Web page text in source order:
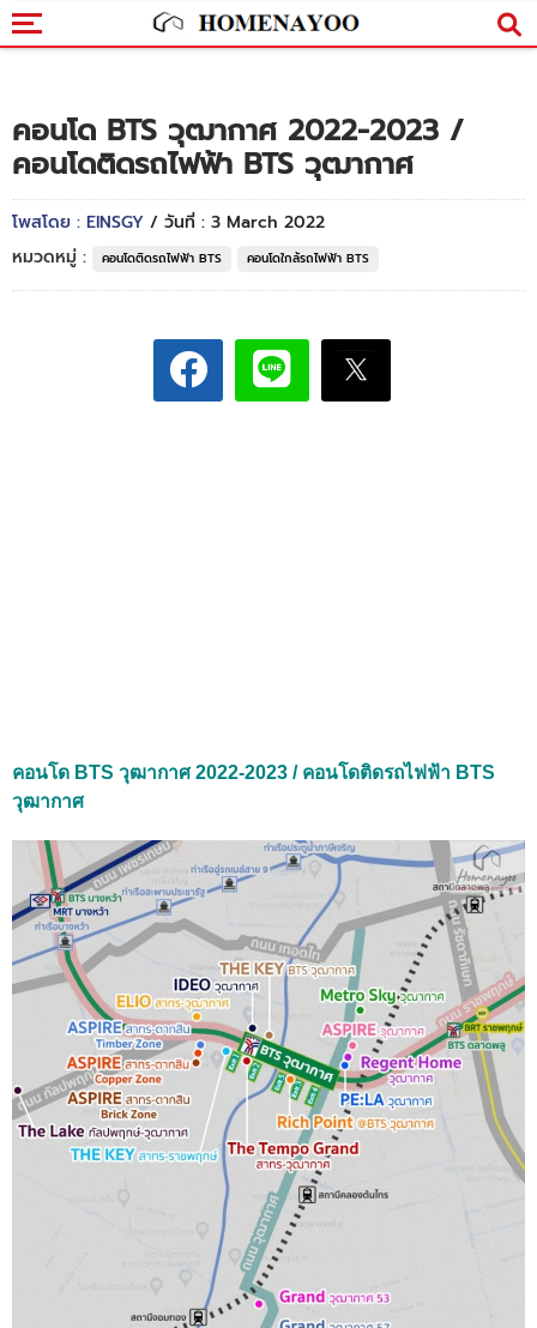
คอนโด BTS วุฒากาศ 2022-2023 /
คอนโดติดรถไฟฟ้า BTS วุฒากาศ
โพสโดย : EINSGY / วันที่ : 3 March 2022
หมวดหมู่ :
คอนโดติดรถไฟฟ้า BTS คอนโดใกล้รถไฟฟ้า BTS
คอนโด BTS วุฒากาศ 2022-2023 / คอนโดติดรถไฟฟ้า BTS
วุฒากาศ